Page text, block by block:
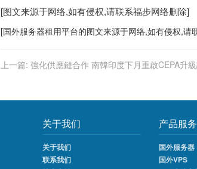
[图文来源于网络,如有侵权,请联系福步网络删除]
[国外服务器租用平台的图文来源于网络,如有侵权,请
上一篇: 強化供應鏈合作 南韓印度下月重啟CEPA升
关于我们
关于我们
联系我们
产品服务
国外服务器
国外VPS